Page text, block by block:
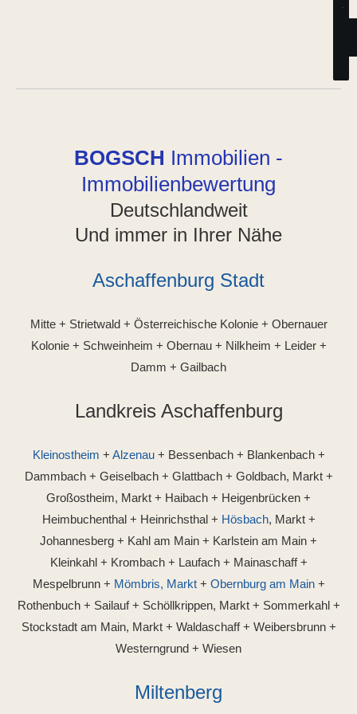
BOGSCH Immobilien -
Immobilienbewertung
Deutschlandweit
Und immer in Ihrer Nähe
Aschaffenburg Stadt
Mitte + Strietwald + Österreichische Kolonie + Obernauer
Kolonie + Schweinheim + Obernau + Nilkheim + Leider +
Damm + Gailbach
Landkreis Aschaffenburg
Kleinostheim + Alzenau+ Bessenbach + Blankenbach +
Dammbach + Geiselbach + Glattbach + Goldbach, Markt +
Großostheim, Markt + Haibach + Heigenbrücken +
Heimbuchenthal + Heinrichsthal + Hösbach, Markt +
Johannesberg + Kahl am Main + Karlstein am Main +
Kleinkahl + Krombach + Laufach + Mainaschaff +
Mespelbrunn + Mömbris, Markt+ Obernburg am Main+
Rothenbuch + Sailauf + Schöllkrippen, Markt + Sommerkahl +
Stockstadt am Main, Markt + Waldaschaff + Weibersbrunn +
Westerngrund + Wiesen
Miltenberg